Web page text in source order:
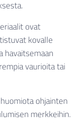
ovat
kovalle
havaitsemaan
vaurioita tai
ohjainten
merkkeihin.